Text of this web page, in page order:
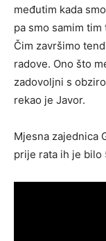
međutim kada
pa smo samim
Čim završimo
radove. Ono što
zadovoljni s
rekao je Javor.
Mjesna zajednica
prije rata ih je bilo